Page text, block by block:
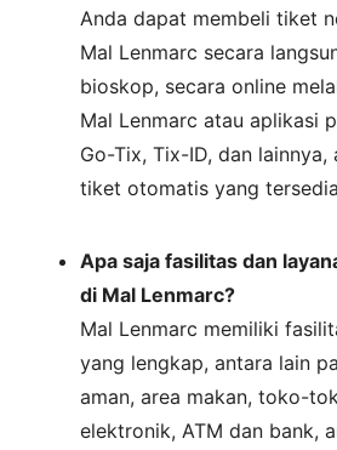
Anda dapat membeli tiket
Mal Lenmarc secara
bioskop, secara online
Mal Lenmarc atau aplikasi
Go-Tix, Tix-ID, dan lainnya,
tiket otomatis yang
Apa saja fasilitas dan
di Mal Lenmarc?
Mal Lenmarc memiliki
yang lengkap, antara lain
aman, area makan, toko-
elektronik, ATM dan bank,